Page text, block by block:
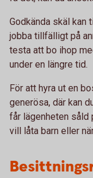
Godkända skäl kan
jobba tillfälligt på
testa att bo ihop
under en längre tid.
För att hyra ut en
generösa, där kan
får lägenheten såld
vill låta barn eller